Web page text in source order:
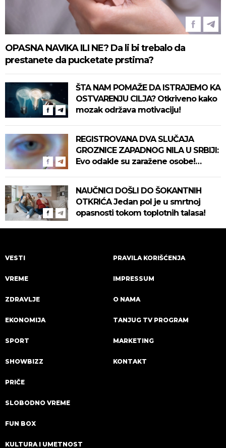
OPASNA NAVIKA ILI NE? Da li bi trebalo da
prestanete da pucketate prstima?
ŠTA NAM POMAŽE DA ISTRAJEMO KA
OSTVARENJU CILJA? Otkriveno kako
mozak održava motivaciju!
REGISTROVANA DVA SLUČAJA
GROZNICE ZAPADNOG NILA U SRBIJI:
Evo odakle su zaražene osobe!
NAUČNICI DOŠLI DO ŠOKANTNIH
OTKRIĆA Jedan pol je u smrtnoj
opasnosti tokom toplotnih talasa!
VESTI
VREME
ZDRAVLJE
EKONOMIJA
SPORT
SHOWBIZZ
PRIČE
SLOBODNO VREME
FUN BOX
KULTURA I UMETNOST
PRAVILA KORIŠĆENJA
IMPRESSUM
O NAMA
TANJUG TV PROGRAM
MARKETING
KONTAKT